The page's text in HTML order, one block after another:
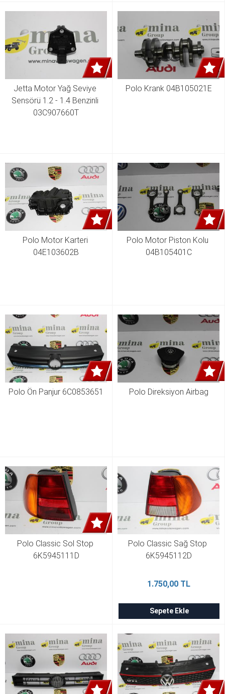
Jetta Motor Yağ Seviye
Sensörü 1.2 - 1.4 Benzinli
03C907660T
Polo Krank 04B105021E
Polo Motor Karteri
04E103602B
Polo Motor Piston Kolu
04B105401C
Polo Ön Panjur 6C0853651 Polo Direksiyon Airbag
Polo Classic Sol Stop
6K5945111D
Polo Classic Sağ Stop
6K5945112D
1.750,00 TL
Sepete Ekle